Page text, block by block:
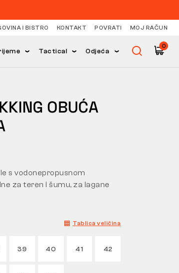
I BISTRO KONTAKT POVRATI MOJ RAČUN
Tactical Odjeća
0
OBUĆA
Tablica veličina
39 40 41 42
s vodonepropusnom
za teren i šumu, za lagane